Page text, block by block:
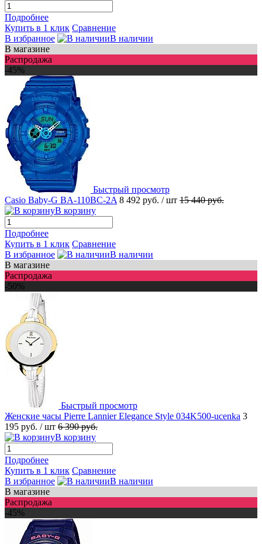
Подробнее
Купить в 1 клик Сравнение
В избранное
В наличии
В магазине
Распродажа
-45%
Быстрый просмотр
Casio Baby-G BA-110BC-2A 8 492 руб. / шт 15 440 руб.
В корзину
Подробнее
Купить в 1 клик Сравнение
В избранное
В наличии
В магазине
Распродажа
-50%
Быстрый просмотр
Женские часы Pierre Lannier Elegance Style 034K500-ucenka 3
195 руб. / шт 6 390 руб.
В корзину
Подробнее
Купить в 1 клик Сравнение
В избранное
В наличии
В магазине
Распродажа
-45%